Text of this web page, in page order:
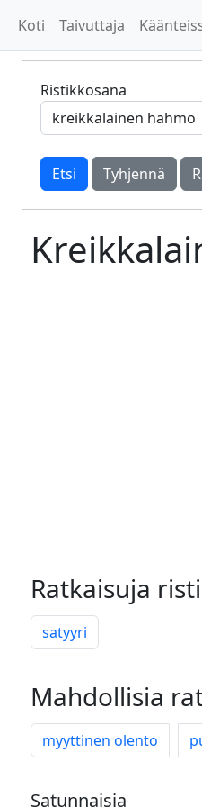
Koti Taivuttaja
Ristikkosana
Tyhjennä
Ratkaisuja
satyyri
Mahdollisia
myyttinen olento
Satunnaisia